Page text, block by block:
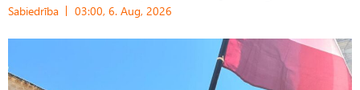
Sabiedrība 03:00, 6. Aug, 2026